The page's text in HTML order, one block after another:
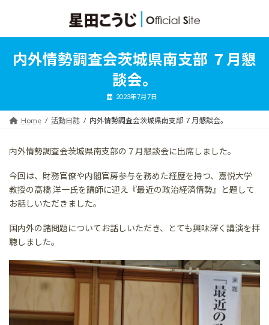
ン
ー
内外情勢調査会茨城県南支部 ７月懇
談会。
2023年7月7日
Home 活動日誌 内外情勢調査会茨城県南支部 ７月懇談会。
内外情勢調査会茨城県南支部の７月懇談会に出席しました。
今回は、財務官僚や内閣官房参与を務めた経歴を持つ、嘉悦大学
教授の髙橋 洋一氏を講師に迎え『最近の政治経済情勢』と題して
お話しいただきました。
国内外の諸問題についてお話しいただき、とても興味深く講演を拝
聴しました。